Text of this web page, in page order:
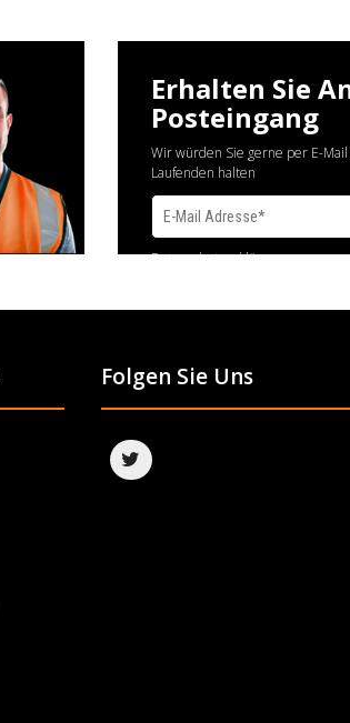
Erhalten Sie
Posteingang
Wir würden Sie gerne per E-
Laufenden halten
Datenschutzerklärung
Folgen Sie Uns